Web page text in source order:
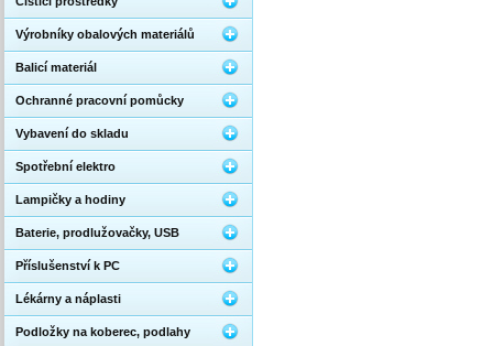
Výrobníky obalových materiálů
Balicí materiál
Ochranné pracovní pomůcky
Vybavení do skladu
Spotřební elektro
Lampičky a hodiny
Baterie, prodlužovačky, USB
Příslušenství k PC
Lékárny a náplasti
Podložky na koberec, podlahy